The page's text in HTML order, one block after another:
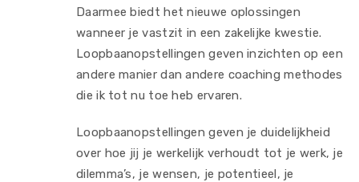
Daarmee biedt het nieuwe oplossingen
wanneer je vastzit in een zakelijke kwestie.
Loopbaanopstellingen geven inzichten op een
andere manier dan andere coaching methodes
die ik tot nu toe heb ervaren.
Loopbaanopstellingen geven je duidelijkheid
over hoe jij je werkelijk verhoudt tot je werk, je
dilemma’s, je wensen, je potentieel, je